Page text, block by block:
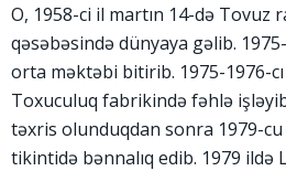
O, 1958-ci il martın 14-də Tovuz
qəsəbəsində dünyaya gəlib.
orta məktəbi bitirib. 1975-1976-
Toxuculuq fabrikində fəhlə
təxris olunduqdan sonra 1979-
tikintidə bənnalıq edib. 1979 ildə